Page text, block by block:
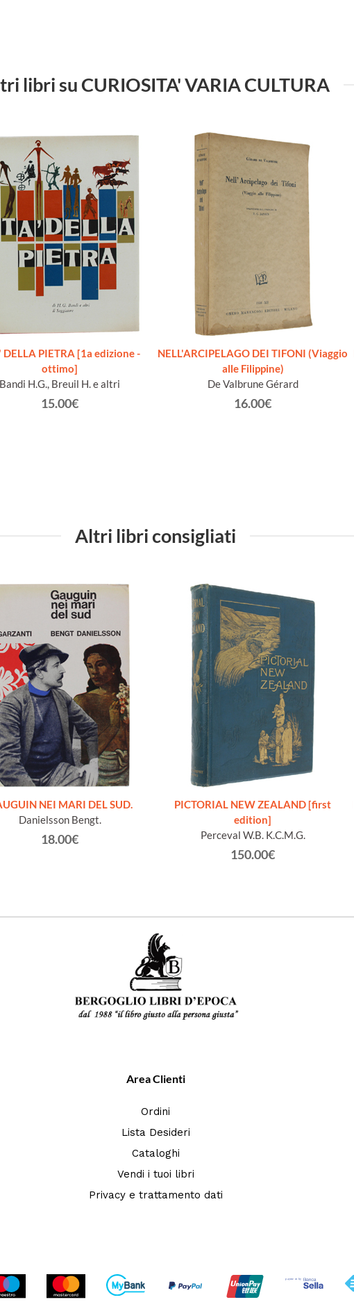
libri su CURIOSITA' VARIA CULTURA
DELLA PIETRA [1a edizione -
ottimo]
Bandi H.G., Breuil H. e altri
15.00€
NELL'ARCIPELAGO DEI TIFONI (Viaggio
alle Filippine)
De Valbrune Gérard
16.00€
Altri libri consigliati
NEI MARI DEL SUD.
Danielsson Bengt.
18.00€
PICTORIAL NEW ZEALAND [first
edition]
Perceval W.B. K.C.M.G.
150.00€
Area Clienti
Ordini
Lista Desideri
Cataloghi
Vendi i tuoi libri
Privacy e trattamento dati